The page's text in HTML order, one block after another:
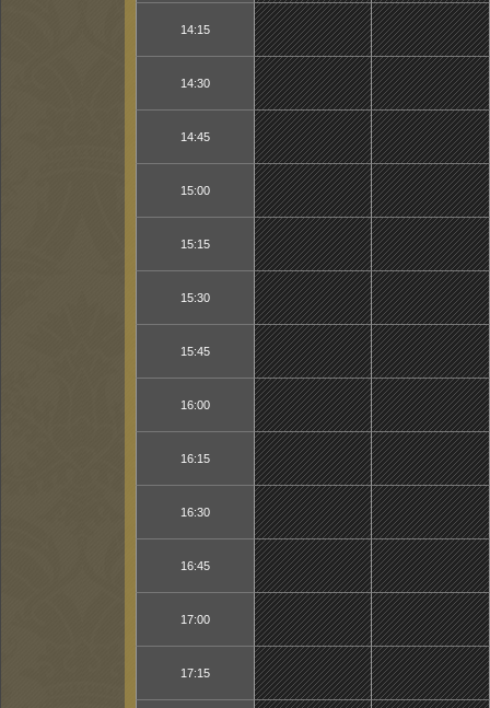
14:15
14:30
14:45
15:00
15:15
15:30
15:45
16:00
16:15
16:30
16:45
17:00
17:15